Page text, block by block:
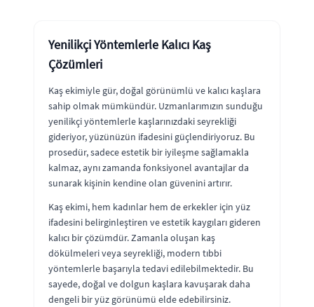
Yenilikçi Yöntemlerle Kalıcı Kaş
Çözümleri
Kaş ekimiyle gür, doğal görünümlü ve kalıcı kaşlara
sahip olmak mümkündür. Uzmanlarımızın sunduğu
yenilikçi yöntemlerle kaşlarınızdaki seyrekliği
gideriyor, yüzünüzün ifadesini güçlendiriyoruz. Bu
prosedür, sadece estetik bir iyileşme sağlamakla
kalmaz, aynı zamanda fonksiyonel avantajlar da
sunarak kişinin kendine olan güvenini artırır.
Kaş ekimi, hem kadınlar hem de erkekler için yüz
ifadesini belirginleştiren ve estetik kaygıları gideren
kalıcı bir çözümdür. Zamanla oluşan kaş
dökülmeleri veya seyrekliği, modern tıbbi
yöntemlerle başarıyla tedavi edilebilmektedir. Bu
sayede, doğal ve dolgun kaşlara kavuşarak daha
dengeli bir yüz görünümü elde edebilirsiniz.